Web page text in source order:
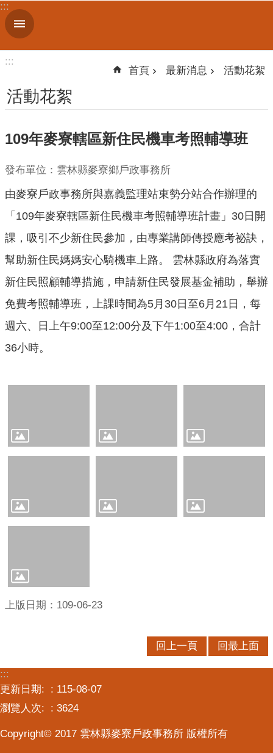
跳到主要內容區塊
進
階
關
介
便
民
務
人
口
計
新
專
區
資
訊
交
流
:::
:::
首頁 最新消息 活動花絮
活動花絮
109年麥寮轄區新住民機車考照輔導班
發布單位：雲林縣麥寮鄉戶政事務所
由麥寮戶政事務所與嘉義監理站東勢分站合作辦理的
「109年麥寮轄區新住民機車考照輔導班計畫」30日開
課，吸引不少新住民參加，由專業講師傳授應考祕訣，
幫助新住民媽媽安心騎機車上路。 雲林縣政府為落實
新住民照顧輔導措施，申請新住民發展基金補助，舉辦
免費考照輔導班，上課時間為5月30日至6月21日，每
週六、日上午9:00至12:00分及下午1:00至4:00，合計
36小時。
上版日期：109-06-23
回上一頁 回最上面
:::
更新日期:
115-08-07
瀏覽人次:
3624
Copyright© 2017 雲林縣麥寮戶政事務所 版權所有